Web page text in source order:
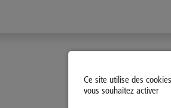
Ce site utilise des
vous souhaitez activer